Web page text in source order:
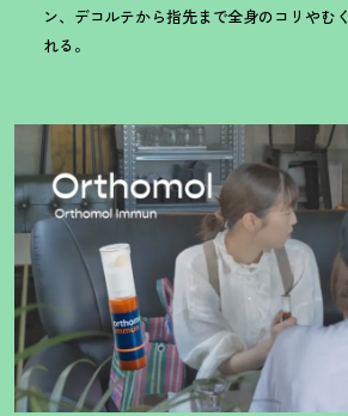
ン、デコルテから指先まで全身のコリやむ
れる。